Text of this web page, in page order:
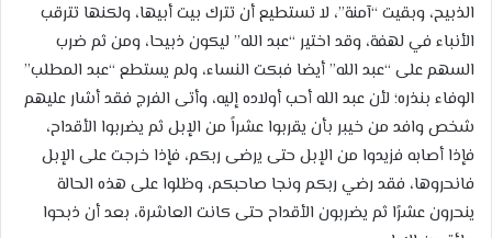
الذبيح، وبقيت “آمنة”، لا تستطيع أن تترك بيت أبيها، ولكنها تترقب
الأنباء في لهفة، وقد اختير “عبد الله” ليكون ذبيحا، ومن ثم ضرب
السهم على “عبد الله” أيضا فبكت النساء، ولم يستطع “عبد المطلب”
الوفاء بنذره؛ لأن عبد الله أحب أولاده إليه، وأتى الفرج فقد أشار عليهم
شخص وافد من خيبر بأن يقربوا عشراً من الإبل ثم يضربوا الأقداح،
فإذا أصابه فزيدوا من الإبل حتى يرضى ربكم، فإذا خرجت على الإبل
فانحروها، فقد رضي ربكم ونجا صاحبكم، وظلوا على هذه الحالة
ينحرون عشرًا ثم يضربون الأقداح حتى كانت العاشرة، بعد أن ذبحوا